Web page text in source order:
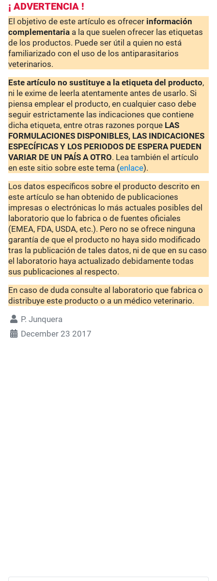
¡ ADVERTENCIA !
El objetivo de este artículo es ofrecer información
complementaria a la que suelen ofrecer las etiquetas
de los productos. Puede ser útil a quien no está
familiarizado con el uso de los antiparasitarios
veterinarios.
Este artículo no sustituye a la etiqueta del producto,
ni le exime de leerla atentamente antes de usarlo. Si
piensa emplear el producto, en cualquier caso debe
seguir estrictamente las indicaciones que contiene
dicha etiqueta, entre otras razones porque LAS
FORMULACIONES DISPONIBLES, LAS INDICACIONES
ESPECÍFICAS Y LOS PERIODOS DE ESPERA PUEDEN
VARIAR DE UN PAÍS A OTRO. Lea también el artículo
en este sitio sobre este tema (enlace).
Los datos específicos sobre el producto descrito en
este artículo se han obtenido de publicaciones
impresas o electrónicas lo más actuales posibles del
laboratorio que lo fabrica o de fuentes oficiales
(EMEA, FDA, USDA, etc.). Pero no se ofrece ninguna
garantía de que el producto no haya sido modificado
tras la publicación de tales datos, ni de que en su caso
el laboratorio haya actualizado debidamente todas
sus publicaciones al respecto.
En caso de duda consulte al laboratorio que fabrica o
distribuye este producto o a un médico veterinario.
P. Junquera
December 23 2017